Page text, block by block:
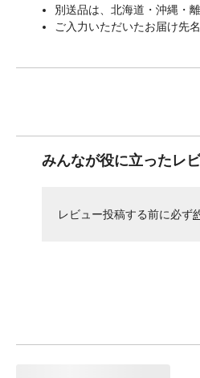
別送品は、北海道・沖縄・
ご入力いただいたお届け先
みんなが役に立ったレ
レビュー投稿する前に必ず